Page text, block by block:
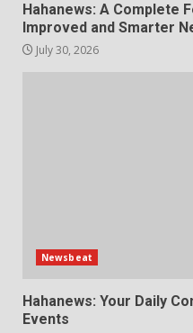
Hahanews: A Complete
Improved and Smarter
July 30, 2026
Newsbeat
Hahanews: Your Daily
Events